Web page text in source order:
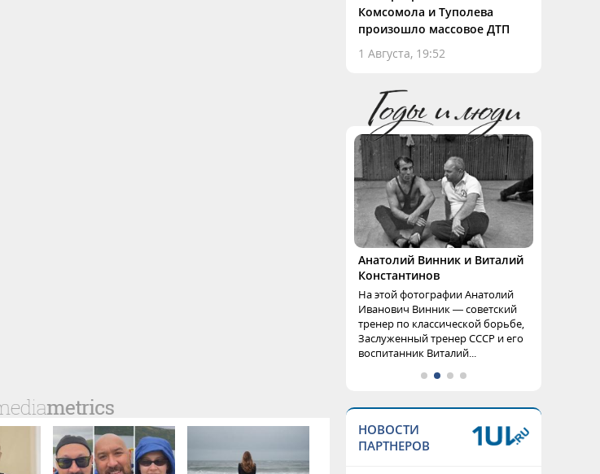
Комсомола и Туполева
произошло массовое ДТП
1 Августа, 19:52
Анатолий Винник и Виталий
Константинов
На этой фотографии Анатолий
Иванович Винник — советский
тренер по классической борьбе,
Заслуженный тренер СССР и его
воспитанник Виталий...
НОВОСТИ
ПАРТНЕРОВ